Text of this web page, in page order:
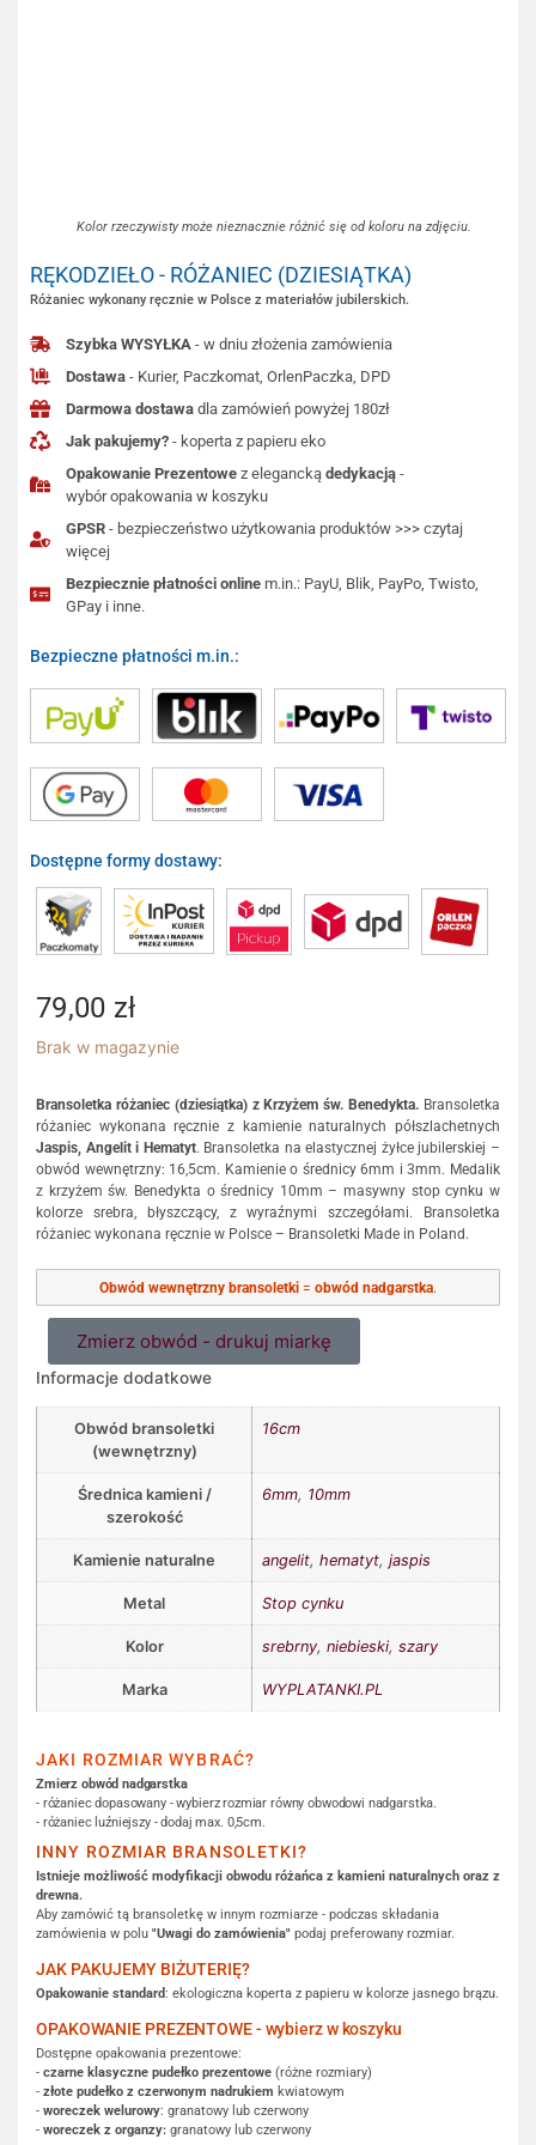
Kolor rzeczywisty może nieznacznie różnić się od koloru na zdjęciu.
RĘKODZIEŁO - RÓŻANIEC (DZIESIĄTKA)
Różaniec wykonany ręcznie w Polsce z materiałów jubilerskich.
Szybka WYSYŁKA - w dniu złożenia zamówienia
Dostawa - Kurier, Paczkomat, OrlenPaczka, DPD
Darmowa dostawa dla zamówień powyżej 180zł
Jak pakujemy? - koperta z papieru eko
Opakowanie Prezentowe z eleganckądedykacją -
wybór opakowania w koszyku
GPSR - bezpieczeństwo użytkowania produktów >>> czytaj
więcej
Bezpiecznie płatności online m.in.: PayU, Blik, PayPo, Twisto,
GPay i inne.
Bezpieczne płatności m.in.:
Dostępne formy dostawy:
79,00 zł
Brak w magazynie
Bransoletka różaniec (dziesiątka) z Krzyżem św. Benedykta. Bransoletka
różaniec wykonana ręcznie z kamienie naturalnych półszlachetnych
Jaspis, Angelit i Hematyt. Bransoletka na elastycznej żyłce jubilerskiej –
obwód wewnętrzny: 16,5cm. Kamienie o średnicy 6mm i 3mm. Medalik
z krzyżem św. Benedykta o średnicy 10mm – masywny stop cynku w
kolorze srebra, błyszczący, z wyraźnymi szczegółami. Bransoletka
różaniec wykonana ręcznie w Polsce – Bransoletki Made in Poland.
Obwód wewnętrzny bransoletki = obwód nadgarstka.
Zmierz obwód - drukuj miarkę
Informacje dodatkowe
Obwód bransoletki
(wewnętrzny)
16cm
Średnica kamieni /
szerokość
6mm, 10mm
Kamienie naturalne angelit, hematyt, jaspis
Metal Stop cynku
Kolor srebrny, niebieski, szary
Marka WYPLATANKI.PL
JAKI ROZMIAR WYBRAĆ?
Zmierz obwód nadgarstka
- różaniec dopasowany - wybierz rozmiar równy obwodowi nadgarstka.
- różaniec luźniejszy - dodaj max. 0,5cm.
INNY ROZMIAR BRANSOLETKI?
Istnieje możliwość modyfikacji obwodu różańca z kamieni naturalnych oraz z
drewna.
Aby zamówić tą bransoletkę w innym rozmiarze - podczas składania
zamówienia w polu "Uwagi do zamówienia" podaj preferowany rozmiar.
JAK PAKUJEMY BIŻUTERIĘ?
Opakowanie standard: ekologiczna koperta z papieru w kolorze jasnego brązu.
OPAKOWANIE PREZENTOWE - wybierz w koszyku
Dostępne opakowania prezentowe:
- czarne klasyczne pudełko prezentowe (różne rozmiary)
- złote pudełko z czerwonym nadrukiem kwiatowym
- woreczek welurowy: granatowy lub czerwony
- woreczek z organzy: granatowy lub czerwony